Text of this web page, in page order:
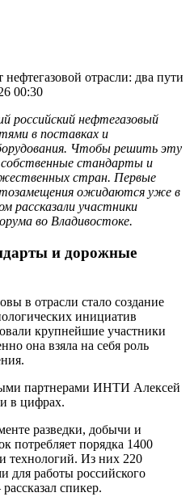
отрасли: два пути
00:30
российский нефтегазовый
в поставках и
Чтобы решить эту
собственные стандарты и
стран. Первые
ожидаются уже в
рассказали участники
во Владивостоке.
и дорожные
в отрасли стало создание
инициатив
крупнейшие участники
она взяла на себя роль
партнерами ИНТИ Алексей
в цифрах.
разведки, добычи и
потребляет порядка 1400
технологий. Из них 220
для работы российского
спикер.